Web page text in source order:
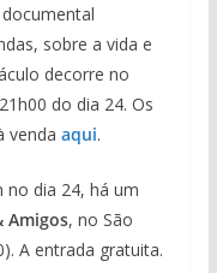
sobre a vida e
decorre no
do dia 24. Os
venda aqui.
no dia 24, há um
Amigos, no São
A entrada gratuita.